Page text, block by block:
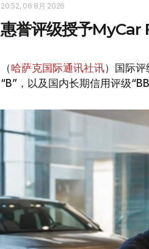
20:52, 06 8月 2026
惠誉评级授予MyCar
（哈萨克国际通讯社讯）国际
“B”，以及国内长期信用评级